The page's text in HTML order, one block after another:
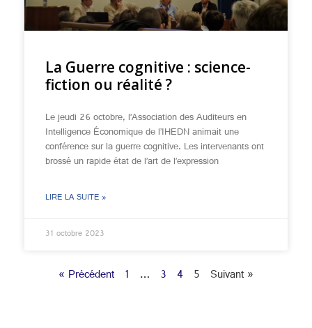
La Guerre cognitive : science-
fiction ou réalité ?
Le jeudi 26 octobre, l’Association des Auditeurs en
Intelligence Économique de l’IHEDN animait une
conférence sur la guerre cognitive. Les intervenants ont
brossé un rapide état de l’art de l’expression
LIRE LA SUITE »
31 octobre 2023
« Précédent 1 … 3 4 5 Suivant »